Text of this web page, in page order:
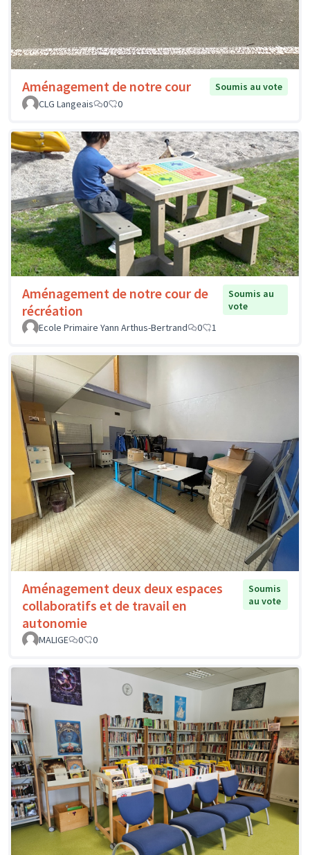
Aménagement de notre cour
Soumis au vote
CLG Langeais
0 0
Aménagement de notre cour de
récréation
Soumis au
vote
Ecole Primaire Yann Arthus-Bertrand
0 1
Aménagement deux deux espaces
collaboratifs et de travail en
autonomie
Soumis
au vote
MALIGE 0 0